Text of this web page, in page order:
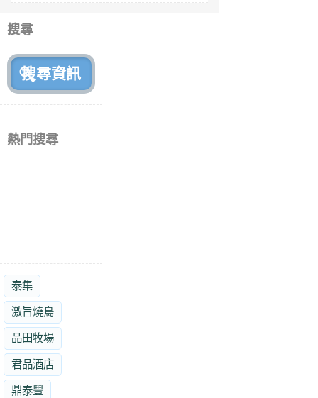
搜尋
熱門搜尋
泰集
激旨燒鳥
品田牧場
君品酒店
鼎泰豐